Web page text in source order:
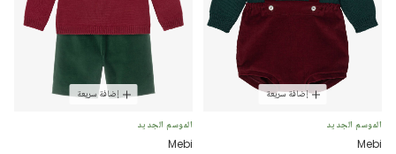
إضافة سريعة
الموسم الجديد
Mebi
إضافة سريعة
الموسم الجديد
Mebi